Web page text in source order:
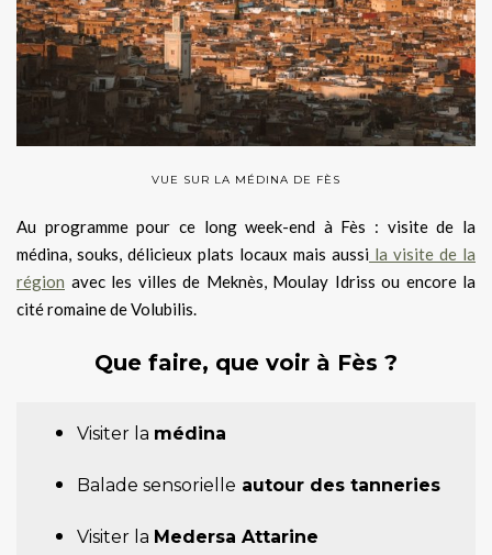
VUE SUR LA MÉDINA DE FÈS
Au programme pour ce long week-end à Fès : visite de la
médina, souks, délicieux plats locaux mais aussi la visite de la
région avec les villes de Meknès, Moulay Idriss ou encore la
cité romaine de Volubilis.
Que faire, que voir à Fès ?
Visiter la médina
Balade sensorielle autour des tanneries
Visiter la Medersa Attarine